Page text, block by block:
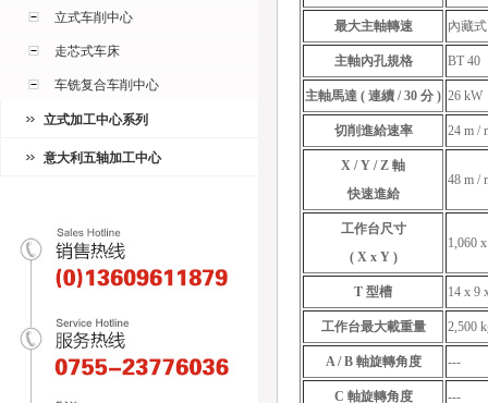
立式车削中心
走芯式车床
车铣复合车削中心
立式加工中心系列
意大利五轴加工中心
最大主軸轉速 內藏
主軸內孔規格 BT 40
主軸馬達 ( 連續 / 30 分 ) 26 kW
切削進給速率 24 m /
X / Y / Z 軸
快速進給
48 m /
工作台尺寸
( X x Y )
1,060
T 型槽 14 x 9
工作台最大載重量 2,500
A / B 軸旋轉角度 ---
C 軸旋轉角度 ---